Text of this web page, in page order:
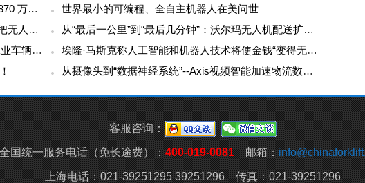
独轮安防机器人走向量产：Rollo Robotics 获 370 万欧元种子前融资
世界最小的可编程、全自主机器人在美问世
Sunflower Labs 获1600万美元B轮融资，致力把无人机安防从概念推向规模化落地
从“最后一公里”到“最后几分钟”：沃尔玛无人机配送扩展至亚特兰大都市圈
巴斯夫携手Mobile Easykey打造管理2600台工业车辆车队管理标杆
埃隆·马斯克称人工智能和机器人技术将使金钱“变得无关紧要”
从摄像头到“数据神经系统”--Axis视频智能加速物流数字化
客服咨询：
国统一服务电话（免长途费）：400-019-0081邮箱：
上海电话：021-39251295 39251296 传真：021-39251296